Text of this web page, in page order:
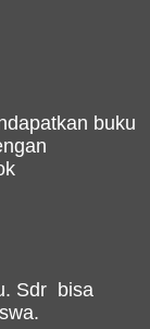
buku
Sdr bisa